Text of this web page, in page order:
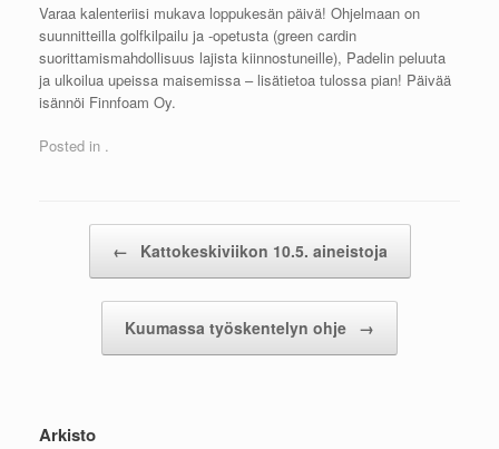
Varaa kalenteriisi mukava loppukesän päivä! Ohjelmaan on
suunnitteilla golfkilpailu ja -opetusta (green cardin
suorittamismahdollisuus lajista kiinnostuneille), Padelin peluuta
ja ulkoilua upeissa maisemissa – lisätietoa tulossa pian! Päivää
isännöi Finnfoam Oy.
Posted in .
← Kattokeskiviikon 10.5. aineistoja
Kuumassa työskentelyn ohje →
Arkisto